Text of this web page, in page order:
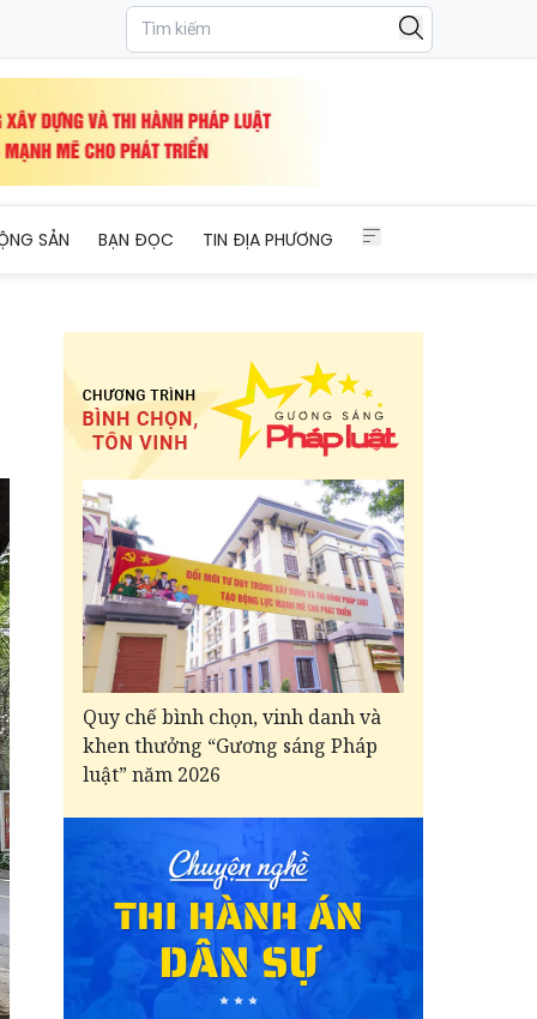
SẢN BẠN ĐỌC TIN ĐỊA PHƯƠNG
Quy chế bình chọn, vinh danh và
khen thưởng “Gương sáng Pháp
luật” năm 2026